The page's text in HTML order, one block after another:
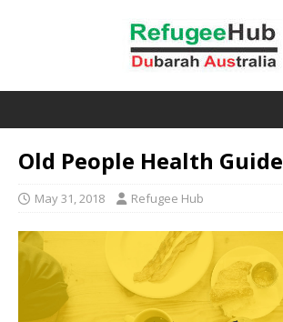
Old People Health Guide
May 31, 2018 Refugee Hub